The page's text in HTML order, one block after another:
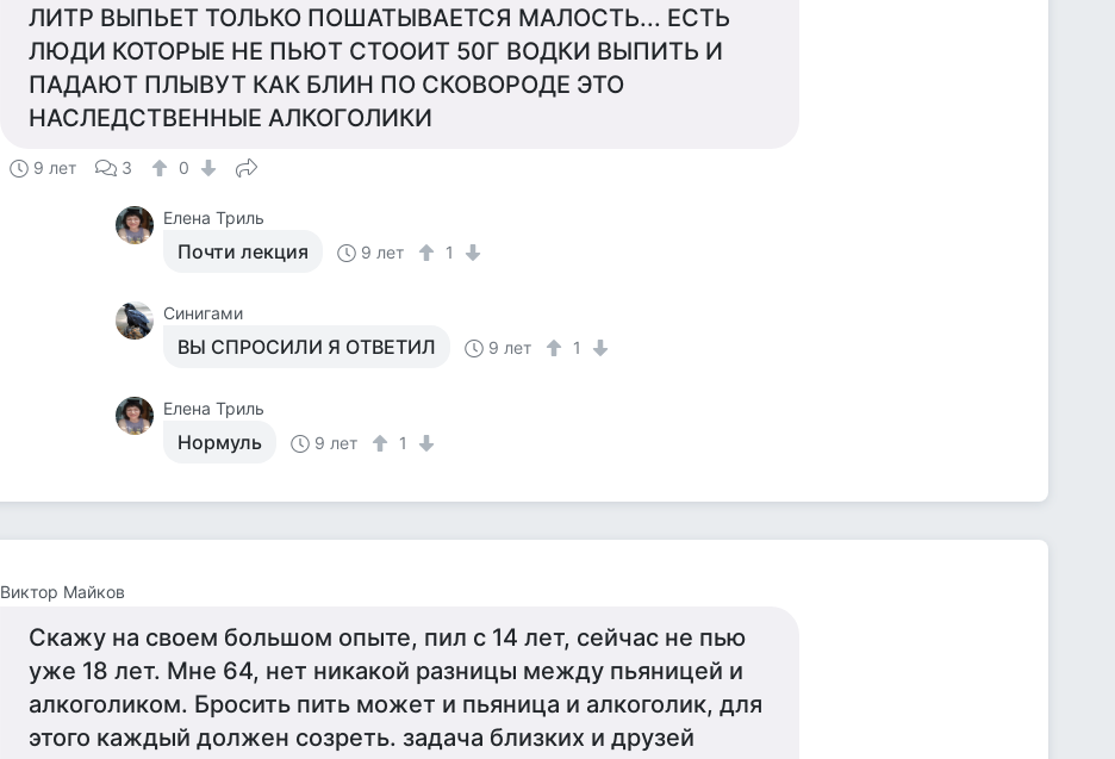
ЛИТР ВЫПЬЕТ ТОЛЬКО ПОШАТЫВАЕТСЯ МАЛОСТЬ... ЕСТЬ
ЛЮДИ КОТОРЫЕ НЕ ПЬЮТ СТООИТ 50Г ВОДКИ ВЫПИТЬ И
ПАДАЮТ ПЛЫВУТ КАК БЛИН ПО СКОВОРОДЕ ЭТО
НАСЛЕДСТВЕННЫЕ АЛКОГОЛИКИ
9 лет 3 0
Елена Триль
Почти лекция 9 лет 1
Синигами
ВЫ СПРОСИЛИ Я ОТВЕТИЛ 9 лет 1
Елена Триль
Нормуль 9 лет 1
Виктор Майков
Скажу на своем большом опыте, пил с 14 лет, сейчас не пью
уже 18 лет. Мне 64, нет никакой разницы между пьяницей и
алкоголиком. Бросить пить может и пьяница и алкоголик, для
этого каждый должен созреть. задача близких и друзей